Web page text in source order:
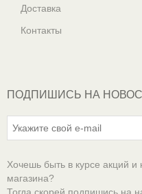
Доставка
Контакты
ПОДПИШИСЬ НА
Хочешь быть в курсе акций и
магазина?